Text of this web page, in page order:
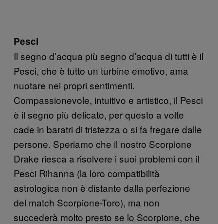
Pesci
Il segno d’acqua più segno d’acqua di tutti è il
Pesci, che è tutto un turbine emotivo, ama
nuotare nei propri sentimenti.
Compassionevole, intuitivo e artistico, il Pesci
è il segno più delicato, per questo a volte
cade in baratri di tristezza o si fa fregare dalle
persone. Speriamo che il nostro Scorpione
Drake riesca a risolvere i suoi problemi con il
Pesci Rihanna (la loro compatibilità
astrologica non è distante dalla perfezione
del match Scorpione-Toro), ma non
succederà molto presto se lo Scorpione, che